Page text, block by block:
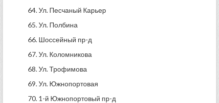
64. Ул. Песчаный Карьер
65. Ул. Полбина
66. Шоссейный пр-д
67. Ул. Коломникова
68. Ул. Трофимова
69. Ул. Южнопортовая
70. 1-й Южнопортовый пр-д